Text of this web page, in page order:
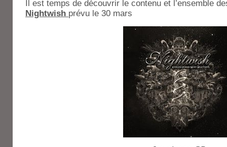
Il est temps de découvrir le contenu et l’ensemble
Nightwish prévu le 30 mars